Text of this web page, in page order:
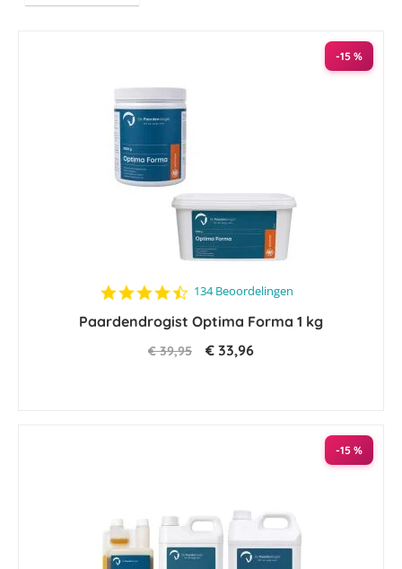
-15 %
4.5
rating
134 Beoordelingen
Paardendrogist Optima Forma 1 kg
€ 39,95 € 33,96
-15 %